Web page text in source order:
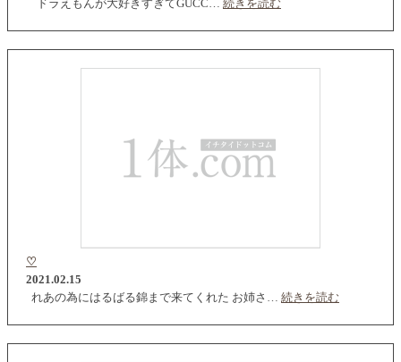
ドラえもんが大好きすぎてGUCC… 続きを読む
♡
2021.02.15
れあの為にはるばる錦まで来てくれた お姉さ… 続きを読む